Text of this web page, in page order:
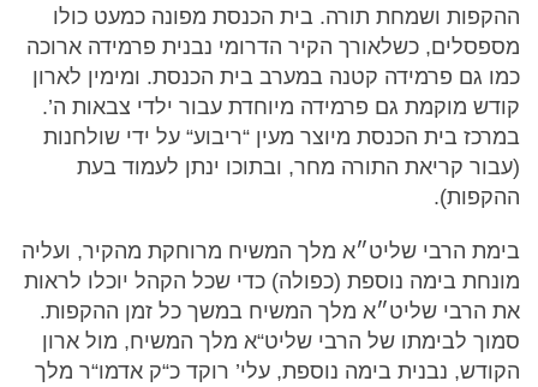
ההקפות ושמחת תורה. בית הכנסת מפונה כמעט כולו
מספסלים, כשלאורך הקיר הדרומי נבנית פרמידה ארוכה
כמו גם פרמידה קטנה במערב בית הכנסת. ומימין לארון
קודש מוקמת גם פרמידה מיוחדת עבור ילדי צבאות ה’.
במרכז בית הכנסת מיוצר מעין “ריבוע“ על ידי שולחנות
(עבור קריאת התורה מחר, ובתוכו ינתן לעמוד בעת
ההקפות).
בימת הרבי שליט״א מלך המשיח מרוחקת מהקיר, ועליה
מונחת בימה נוספת (כפולה) כדי שכל הקהל יוכלו לראות
את הרבי שליט״א מלך המשיח במשך כל זמן ההקפות.
סמוך לבימתו של הרבי שליט“א מלך המשיח, מול ארון
הקודש, נבנית בימה נוספת, עלי’ רוקד כ“ק אדמו“ר מלך